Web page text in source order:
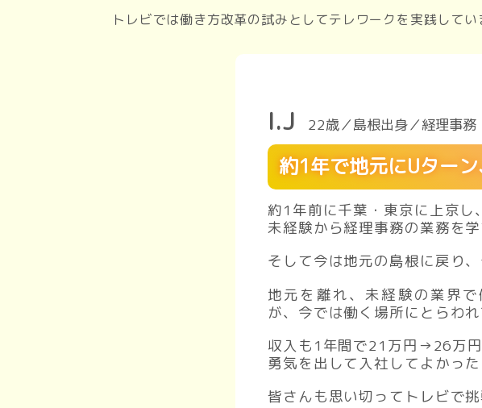
トレビでは働き方改革の試みとしてテレワークを実践して
I.J 22歳／島根出身／経理事務
約1年で地元にUター
約1年前に千葉・東京に上京し
未経験から経理事務の業務を学
そして今は地元の島根に戻り
地元を離れ、未経験の業界
が、今では働く場所にとらわ
収入も1年間で21万円→26万円
勇気を出して入社してよかっ
皆さんも思い切ってトレビで